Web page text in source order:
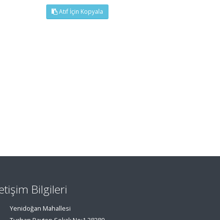
Atıf İçin Kopyala
Bilgileri
Yenidoğan Mahallesi